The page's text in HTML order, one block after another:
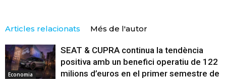
Articles relacionats Més de l'autor
Economia
SEAT & CUPRA continua la tendència
positiva amb un benefici operatiu de 122
milions d’euros en el primer semestre de